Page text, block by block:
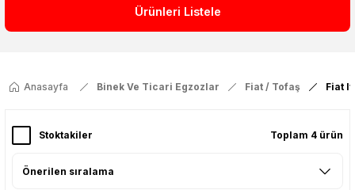
Ürünleri Listele
Anasayfa Binek Ve Ticari Egzozlar Fiat / Tofaş Fiat
Stoktakiler Toplam 4 ürün